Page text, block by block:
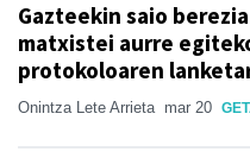
Gazteekin saio
matxistei aurre
protokoloaren
Onintza Lete Arrieta mar 20